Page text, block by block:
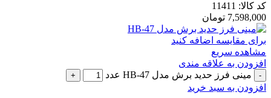
کد کالا: 11411
7,598,000 تومان
برای مقایسه اضافه کنید
مشاهده سریع
افزودن به علاقه مندی
مینی فرز حدید برش مدل HB-47 عدد
افزودن به سبد خرید